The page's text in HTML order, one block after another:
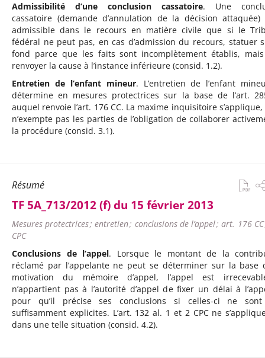
Admissibilité d’une conclusion cassatoire. Une
cassatoire (demande d’annulation de la décision attaquée)
admissible dans le recours en matière civile que si le
fédéral ne peut pas, en cas d’admission du recours, statuer
fond parce que les faits sont incomplètement établis,
renvoyer la cause à l’instance inférieure (consid. 1.2).
Entretien de l’enfant mineur. L’entretien de l’enfant
détermine en mesures protectrices sur la base de l’art.
auquel renvoie l’art. 176 CC. La maxime inquisitoire
n’exempte pas les parties de l’obligation de collaborer
la procédure (consid. 3.1).
Résumé
TF 5A_713/2012 (f) du 15 février 2013
Mesures protectrices ; entretien ; conclusions de l’appel ; art. 176
CPC
Conclusions de l’appel. Lorsque le montant de la
réclamé par l’appelante ne peut se déterminer sur la base
motivation du mémoire d’appel, l’appel est
n’appartient pas à l’autorité d’appel de fixer un délai à
pour qu’il précise ses conclusions si celles-ci ne
suffisamment explicites. L’art. 132 al. 1 et 2 CPC ne
dans une telle situation (consid. 4.2).